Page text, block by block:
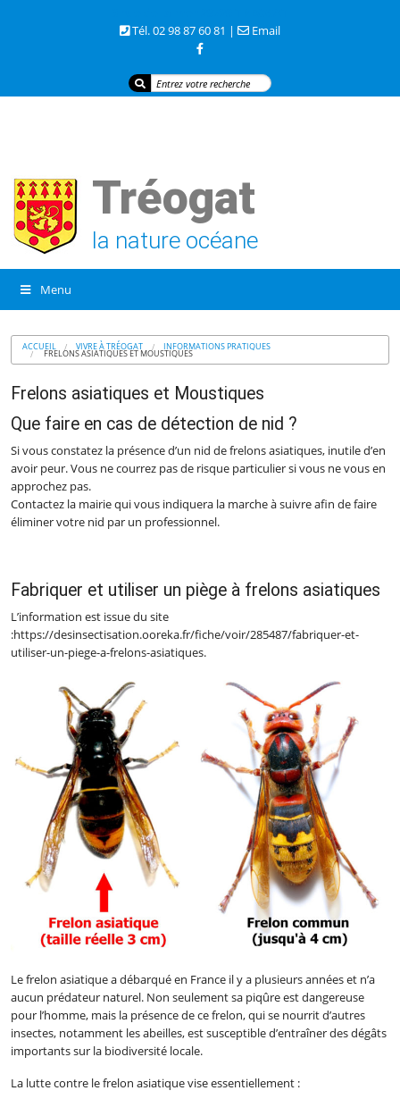
Tél. 02 98 87 60 81 |
Email
Tréogat
la nature océane
Menu
ACCUEIL VIVRE À TRÉOGAT INFORMATIONS PRATIQUES
FRELONS ASIATIQUES ET MOUSTIQUES
Frelons asiatiques et Moustiques
Que faire en cas de détection de nid ?
Si vous constatez la présence d’un nid de frelons asiatiques, inutile d’en
avoir peur. Vous ne courrez pas de risque particulier si vous ne vous en
approchez pas.
Contactez la mairie qui vous indiquera la marche à suivre afin de faire
éliminer votre nid par un professionnel.
Fabriquer et utiliser un piège à frelons asiatiques
L’information est issue du site
:https://desinsectisation.ooreka.fr/fiche/voir/285487/fabriquer-et-
utiliser-un-piege-a-frelons-asiatiques.
Le frelon asiatique a débarqué en France il y a plusieurs années et n’a
aucun prédateur naturel. Non seulement sa piqûre est dangereuse
pour l’homme, mais la présence de ce frelon, qui se nourrit d’autres
insectes, notamment les abeilles, est susceptible d’entraîner des dégâts
importants sur la biodiversité locale.
La lutte contre le frelon asiatique vise essentiellement :